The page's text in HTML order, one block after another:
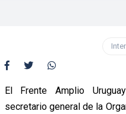
El Frente Amplio
secretario general de la